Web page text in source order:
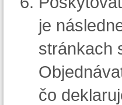
je
stránkach
čo